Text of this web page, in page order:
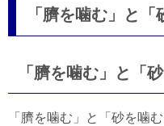
「臍を噛む」と
「臍を噛む」と「
「臍を噛む」と「砂を噛